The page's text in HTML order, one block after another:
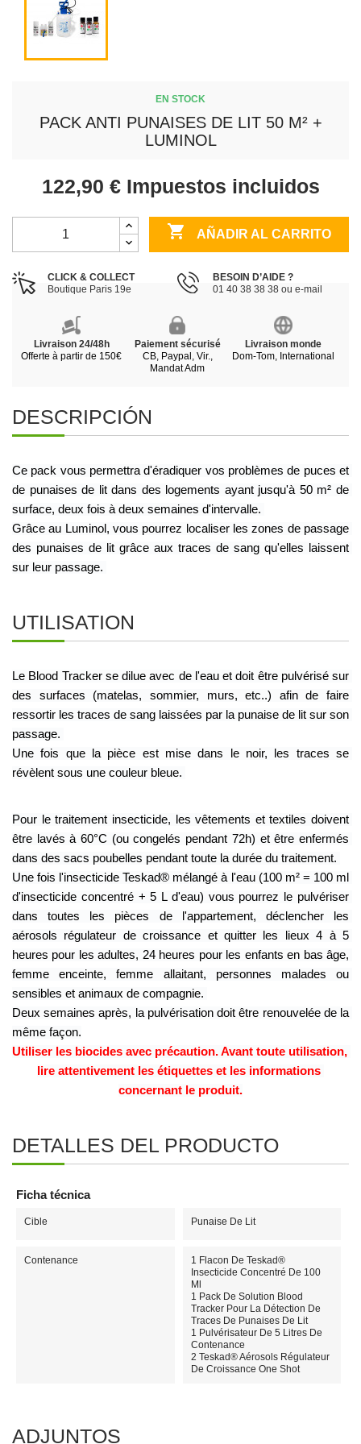
EN STOCK
PACK ANTI PUNAISES DE LIT 50 M² +
LUMINOL
122,90 € Impuestos incluidos
 AÑADIR AL CARRITO
CLICK & COLLECT
Boutique Paris 19e
BESOIN D’AIDE ?
01 40 38 38 38 ou e-mail
Livraison 24/48h
Offerte à partir de 150€
Paiement sécurisé
CB, Paypal, Vir.,
Mandat Adm
Livraison monde
Dom-Tom, International
DESCRIPCIÓN
Ce pack vous permettra d'éradiquer vos problèmes de puces et
de punaises de lit dans des logements ayant jusqu'à 50 m² de
surface, deux fois à deux semaines d'intervalle.
Grâce au Luminol, vous pourrez localiser les zones de passage
des punaises de lit grâce aux traces de sang qu'elles laissent
sur leur passage.
UTILISATION
Le Blood Tracker se dilue avec de l'eau et doit être pulvérisé sur
des surfaces (matelas, sommier, murs, etc..) afin de faire
ressortir les traces de sang laissées par la punaise de lit sur son
passage.
Une fois que la pièce est mise dans le noir, les traces se
révèlent sous une couleur bleue.
Pour le traitement insecticide, les vêtements et textiles doivent
être lavés à 60°C (ou congelés pendant 72h) et être enfermés
dans des sacs poubelles pendant toute la durée du traitement.
Une fois l'insecticide Teskad® mélangé à l'eau (100 m² = 100 ml
d'insecticide concentré + 5 L d'eau) vous pourrez le pulvériser
dans toutes les pièces de l'appartement, déclencher les
aérosols régulateur de croissance et quitter les lieux 4 à 5
heures pour les adultes, 24 heures pour les enfants en bas âge,
femme enceinte, femme allaitant, personnes malades ou
sensibles et animaux de compagnie.
Deux semaines après, la pulvérisation doit être renouvelée de la
même façon.
Utiliser les biocides avec précaution. Avant toute utilisation,
lire attentivement les étiquettes et les informations
concernant le produit.
DETALLES DEL PRODUCTO
Ficha técnica
Cible Punaise De Lit
Contenance
1 Flacon De Teskad®
Insecticide Concentré De 100
Ml
1 Pack De Solution Blood
Tracker Pour La Détection De
Traces De Punaises De Lit
1 Pulvérisateur De 5 Litres De
Contenance
2 Teskad® Aérosols Régulateur
De Croissance One Shot
ADJUNTOS